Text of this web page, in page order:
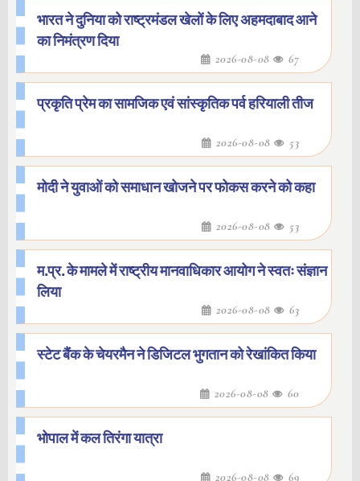
भारत ने दुनिया को राष्ट्रमंडल खेलों के लिए अहमदाबाद आने
का निमंत्रण दिया
2026-08-08 67
प्रकृति प्रेम का सामजिक एवं सांस्कृतिक पर्व हरियाली तीज
2026-08-08 53
मोदी ने युवाओं को समाधान खोजने पर फोकस करने को कहा
2026-08-08 53
म.प्र. के मामले में राष्ट्रीय मानवाधिकार आयोग ने स्वतः संज्ञान
लिया
2026-08-08 63
स्टेट बैंक के चेयरमैन ने डिजिटल भुगतान को रेखांकित किया
2026-08-08 60
भोपाल में कल तिरंगा यात्रा
2026-08-08 69